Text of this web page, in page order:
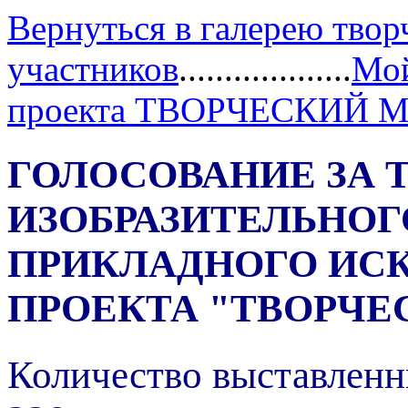
Вернуться в галерею
участников...................
проекта ТВОРЧЕСКИЙ
ГОЛОСОВАНИЕ ЗА
ПРИКЛАДНОГО
ПРОЕКТА
Количество